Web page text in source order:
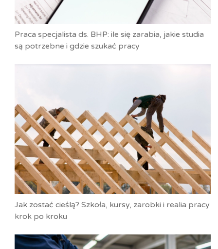
Praca specjalista ds. BHP: ile się zarabia, jakie studia
są potrzebne i gdzie szukać pracy
Jak zostać cieślą? Szkoła, kursy, zarobki i realia pracy
krok po kroku